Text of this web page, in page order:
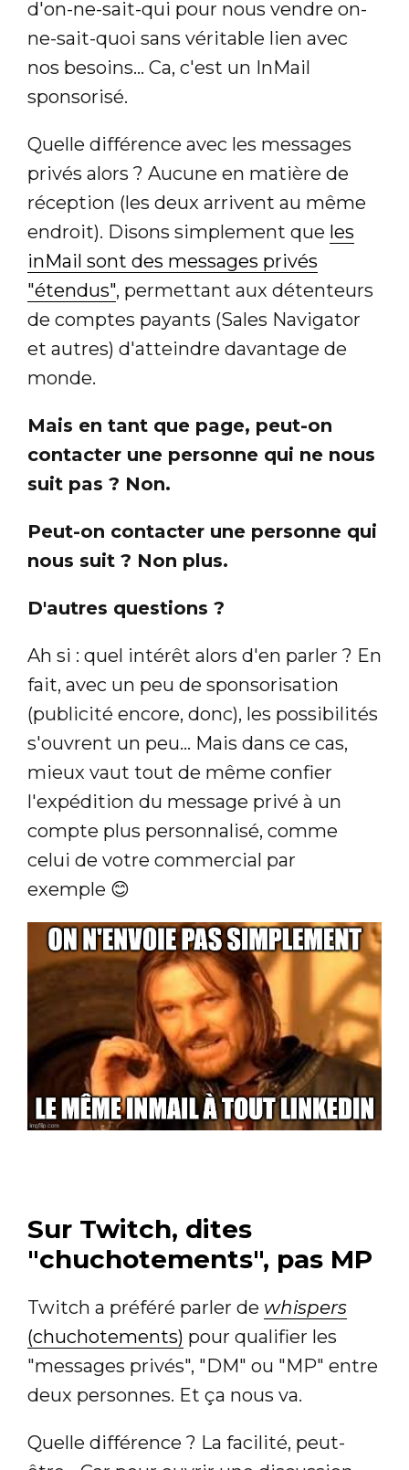
d'on-ne-sait-qui pour nous vendre on-
ne-sait-quoi sans véritable lien avec
nos besoins... Ca, c'est un InMail
sponsorisé.
Quelle différence avec les messages
privés alors ? Aucune en matière de
réception (les deux arrivent au même
endroit). Disons simplement que les
inMail sont des messages privés
"étendus", permettant aux détenteurs
de comptes payants (Sales Navigator
et autres) d'atteindre davantage de
monde.
Mais en tant que page, peut-on
contacter une personne qui ne nous
suit pas ? Non.
Peut-on contacter une personne qui
nous suit ? Non plus.
D'autres questions ?
Ah si : quel intérêt alors d'en parler ? En
fait, avec un peu de sponsorisation
(publicité encore, donc), les possibilités
s'ouvrent un peu... Mais dans ce cas,
mieux vaut tout de même confier
l'expédition du message privé à un
compte plus personnalisé, comme
celui de votre commercial par
exemple 😊
Sur Twitch, dites
"chuchotements", pas MP
Twitch a préféré parler de whispers
(chuchotements) pour qualifier les
"messages privés", "DM" ou "MP" entre
deux personnes. Et ça nous va.
Quelle différence ? La facilité, peut-